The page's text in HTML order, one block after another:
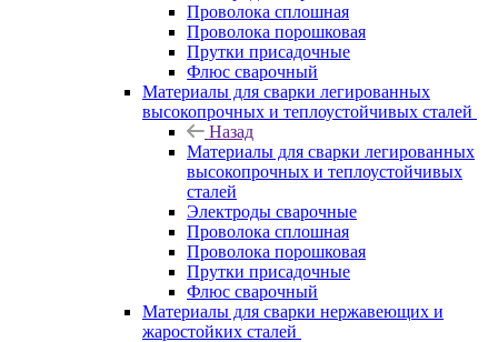
Проволока сплошная
Проволока порошковая
Прутки присадочные
Флюс сварочный
Материалы для сварки легированных
высокопрочных и теплоустойчивых сталей
Назад
Материалы для сварки легированных
высокопрочных и теплоустойчивых
сталей
Электроды сварочные
Проволока сплошная
Проволока порошковая
Прутки присадочные
Флюс сварочный
Материалы для сварки нержавеющих и
жаростойких сталей